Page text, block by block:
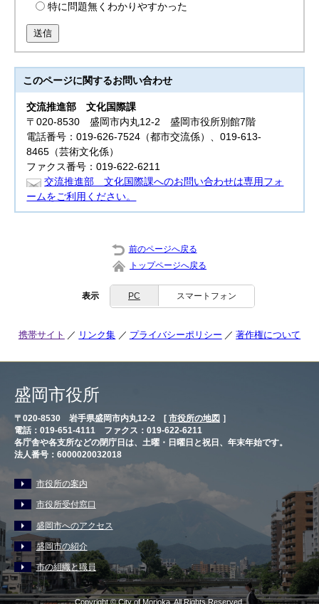
特に問題無くわかりやすかった
送信
このページに関するお問い合わせ
交流推進部文化国際課
〒020-8530 盛岡市内丸12-2 盛岡市役所別館7階
電話番号：019-626-7524（都市交流係）、019-613-
8465（芸術文化係）
ファクス番号：019-622-6211
交流推進部 文化国際課へのお問い合わせは専用フォ
ームをご利用ください。
前のページへ戻る
トップページへ戻る
表示 PC スマートフォン
携帯サイト リンク集 プライバシーポリシー 著作権について
盛岡市役所
〒020-8530 岩手県盛岡市内丸12-2 [ 市役所の地図 ］
電話：019-651-4111 ファクス：019-622-6211
各庁舎や各支所などの閉庁日は、土曜・日曜日と祝日、年末年始です。
法人番号：6000020032018
市役所の案内
市役所受付窓口
盛岡市へのアクセス
盛岡市の紹介
市の組織と職員
Copyright © City of Morioka, All Rights Reserved.